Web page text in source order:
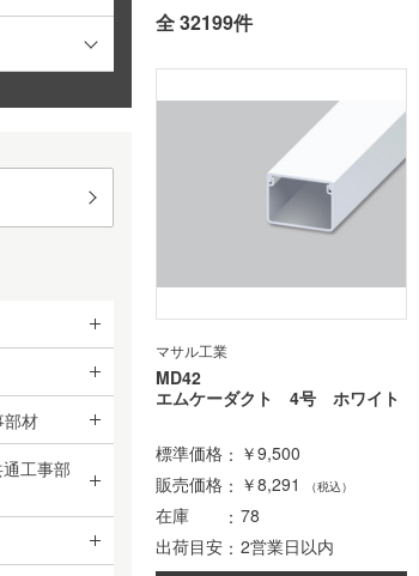
全 32199件
マサル工業
MD42
エムケーダクト 4号 ホワイト
標準価格
￥9,500
販売価格
￥8,291 （税込）
在庫
78
出荷目安
2営業日以内
部材
工事部